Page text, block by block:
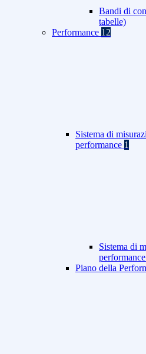
Bandi di
tabelle)
Performance 12
Sistema di
performance 1
Sistema di
performance
Piano della